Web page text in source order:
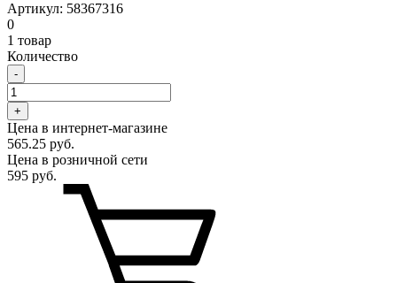
Артикул: 58367316
0
1 товар
Количество
-
+
Цена в интернет-магазине
565.25 руб.
Цена в розничной сети
595 руб.